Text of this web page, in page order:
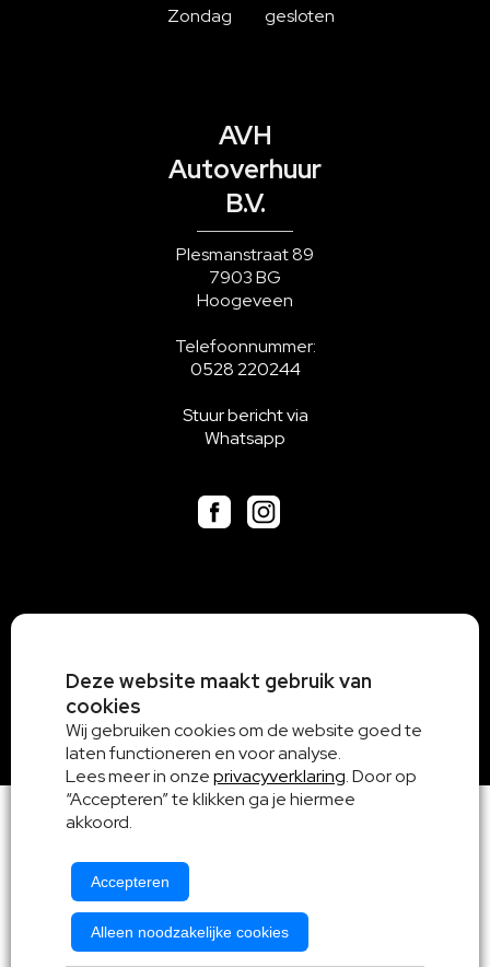
Zondag
gesloten
AVH
Autoverhuur
B.V.
Plesmanstraat 89
7903 BG
Hoogeveen
Telefoonnummer:
0528 220244
Stuur bericht via
Whatsapp
Deze website maakt gebruik van
cookies
Wij gebruiken cookies om de website goed te
laten functioneren en voor analyse.
Lees meer in onzeprivacyverklaring. Door op
“Accepteren” te klikken ga je hiermee
akkoord.
Accepteren
Alleen noodzakelijke cookies